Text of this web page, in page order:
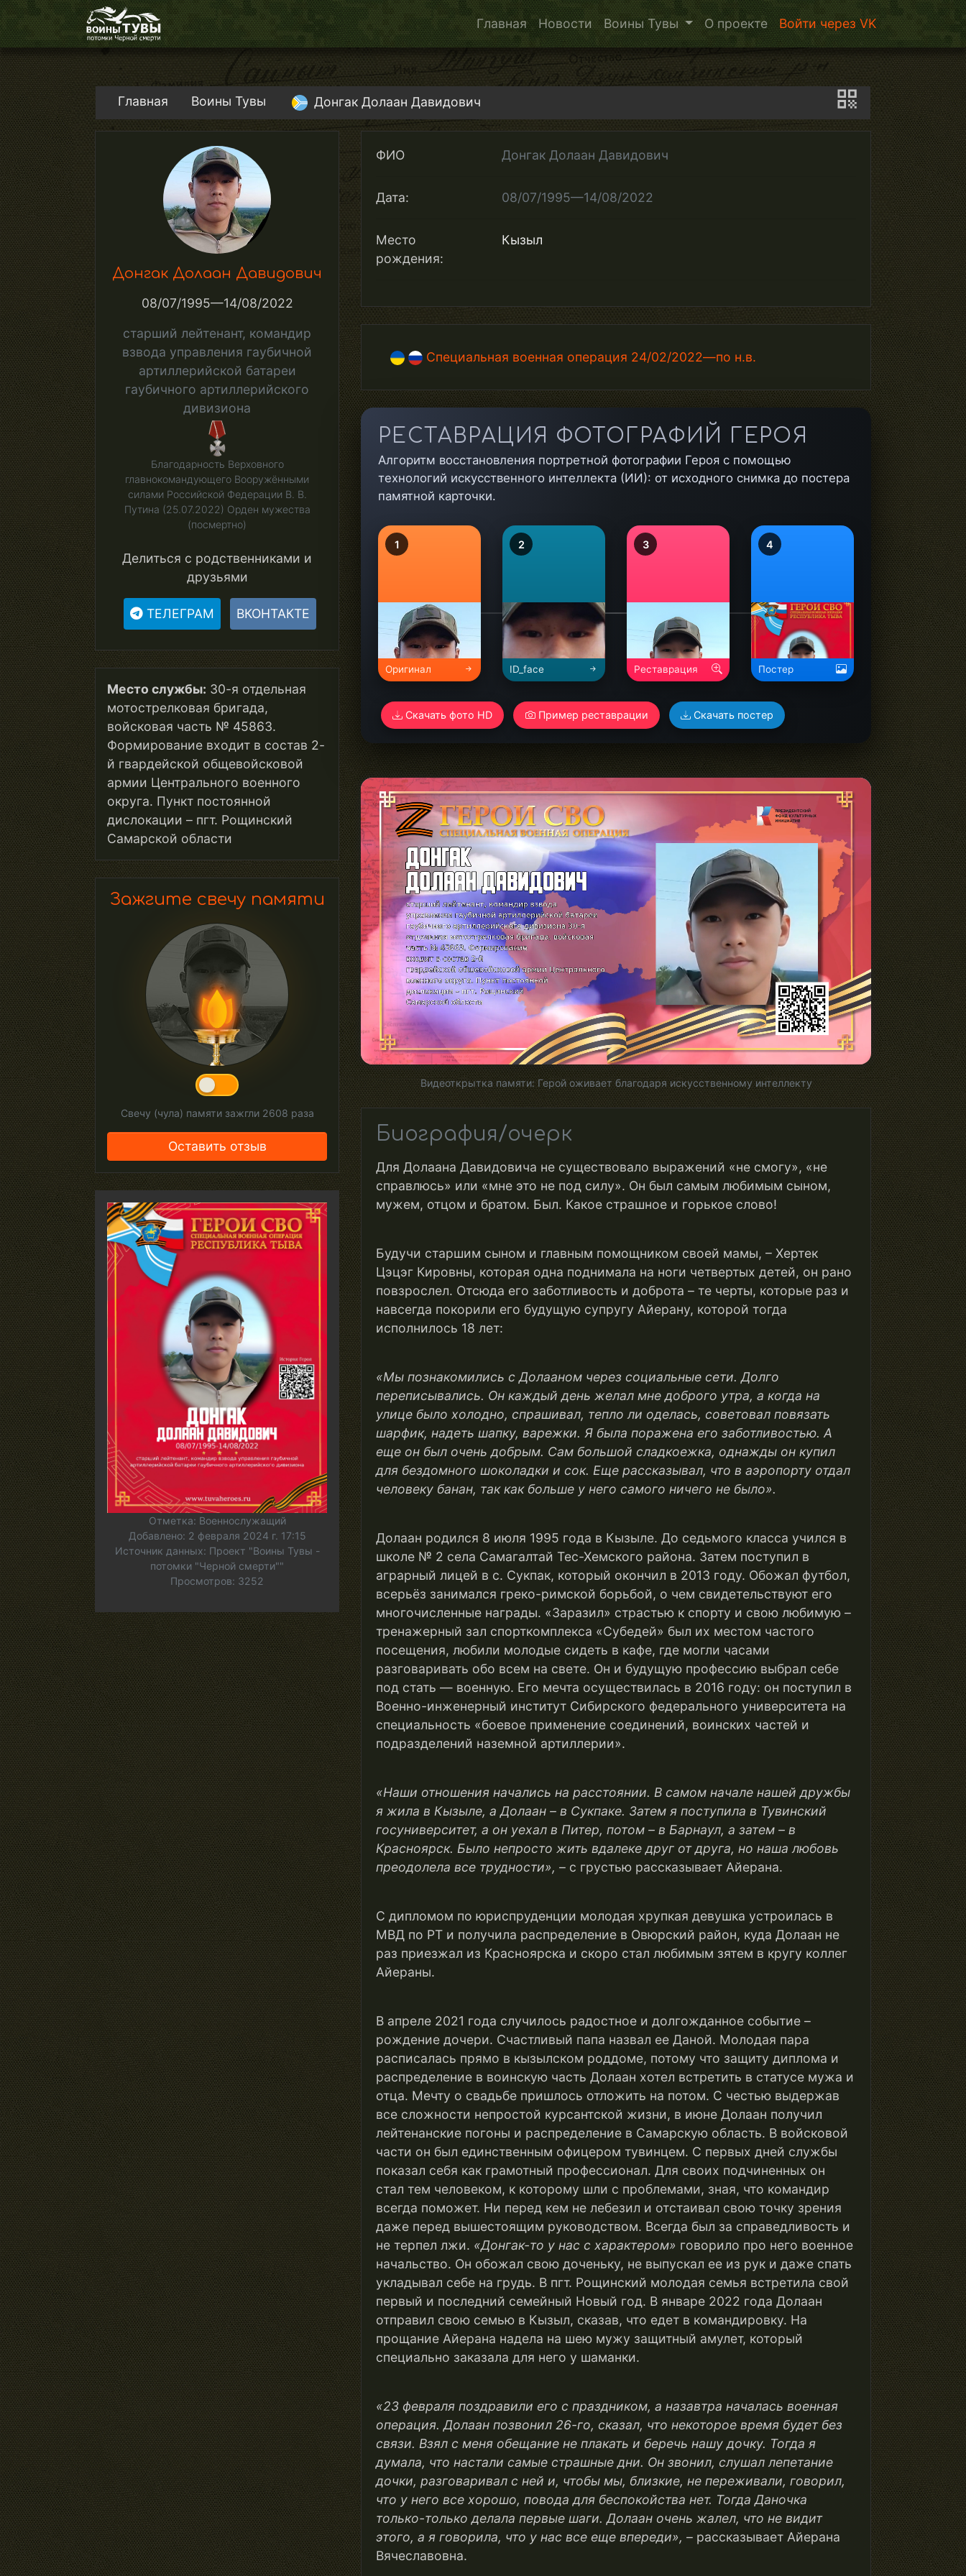
Главная Новости Воины Тувы О проекте Войти через VK
Главная Воины Тувы Донгак Долаан Давидович
Донгак Долаан Давидович
08/07/1995—14/08/2022
старший лейтенант, командир
взвода управления гаубичной
артиллерийской батареи
гаубичного артиллерийского
дивизиона
Благодарность Верховного
главнокомандующего Вооружёнными
силами Российской Федерации В. В.
Путина (25.07.2022) Орден мужества
(посмертно)
Делиться с родственниками и
друзьями
ТЕЛЕГРАМ ВКОНТАКТЕ
Место службы: 30-я отдельная
мотострелковая бригада,
войсковая часть № 45863.
Формирование входит в состав 2-
й гвардейской общевойсковой
армии Центрального военного
округа. Пункт постоянной
дислокации – пгт. Рощинский
Самарской области
Зажгите свечу памяти
Свечу (чула) памяти зажгли 2608 раза
Оставить отзыв
Отметка: Военнослужащий
Добавлено: 2 февраля 2024 г. 17:15
Источник данных: Проект "Воины Тувы -
потомки "Черной смерти""
Просмотров: 3252
ФИО Донгак Долаан Давидович
Дата: 08/07/1995—14/08/2022
Место
рождения:
Кызыл
Специальная военная операция 24/02/2022—по н.в.
РЕСТАВРАЦИЯ ФОТОГРАФИЙ ГЕРОЯ
Алгоритм восстановления портретной фотографии Героя с помощью
технологий искусственного интеллекта (ИИ): от исходного снимка до постера
памятной карточки.
1
Оригинал
2
ID_face
3
Реставрация
4
alt="Донгак
Долаан
Давидович">
Постер
Скачать фото HD Пример реставрации Скачать постер
Видеоткрытка памяти: Герой оживает благодаря искусственному интеллекту
Биография/очерк
Для Долаана Давидовича не существовало выражений «не смогу», «не
справлюсь» или «мне это не под силу». Он был самым любимым сыном,
мужем, отцом и братом. Был. Какое страшное и горькое слово!
Будучи старшим сыном и главным помощником своей мамы, – Хертек
Цэцэг Кировны, которая одна поднимала на ноги четвертых детей, он рано
повзрослел. Отсюда его заботливость и доброта – те черты, которые раз и
навсегда покорили его будущую супругу Айерану, которой тогда
исполнилось 18 лет:
«Мы познакомились с Долааном через социальные сети. Долго
переписывались. Он каждый день желал мне доброго утра, а когда на
улице было холодно, спрашивал, тепло ли оделась, советовал повязать
шарфик, надеть шапку, варежки. Я была поражена его заботливостью. А
еще он был очень добрым. Сам большой сладкоежка, однажды он купил
для бездомного шоколадки и сок. Еще рассказывал, что в аэропорту отдал
человеку банан, так как больше у него самого ничего не было».
Долаан родился 8 июля 1995 года в Кызыле. До седьмого класса учился в
школе № 2 села Самагалтай Тес-Хемского района. Затем поступил в
аграрный лицей в с. Сукпак, который окончил в 2013 году. Обожал футбол,
всерьёз занимался греко-римской борьбой, о чем свидетельствуют его
многочисленные награды. «Заразил» страстью к спорту и свою любимую –
тренажерный зал спорткомплекса «Субедей» был их местом частого
посещения, любили молодые сидеть в кафе, где могли часами
разговаривать обо всем на свете. Он и будущую профессию выбрал себе
под стать — военную. Его мечта осуществилась в 2016 году: он поступил в
Военно-инженерный институт Сибирского федерального университета на
специальность «боевое применение соединений, воинских частей и
подразделений наземной артиллерии».
«Наши отношения начались на расстоянии. В самом начале нашей дружбы
я жила в Кызыле, а Долаан – в Сукпаке. Затем я поступила в Тувинский
госуниверситет, а он уехал в Питер, потом – в Барнаул, а затем – в
Красноярск. Было непросто жить вдалеке друг от друга, но наша любовь
преодолела все трудности», – с грустью рассказывает Айерана.
С дипломом по юриспруденции молодая хрупкая девушка устроилась в
МВД по РТ и получила распределение в Овюрский район, куда Долаан не
раз приезжал из Красноярска и скоро стал любимым зятем в кругу коллег
Айераны.
В апреле 2021 года случилось радостное и долгожданное событие –
рождение дочери. Счастливый папа назвал ее Даной. Молодая пара
расписалась прямо в кызылском роддоме, потому что защиту диплома и
распределение в воинскую часть Долаан хотел встретить в статусе мужа и
отца. Мечту о свадьбе пришлось отложить на потом. С честью выдержав
все сложности непростой курсантской жизни, в июне Долаан получил
лейтенанские погоны и распределение в Самарскую область. В войсковой
части он был единственным офицером тувинцем. С первых дней службы
показал себя как грамотный профессионал. Для своих подчиненных он
стал тем человеком, к которому шли с проблемами, зная, что командир
всегда поможет. Ни перед кем не лебезил и отстаивал свою точку зрения
даже перед вышестоящим руководством. Всегда был за справедливость и
не терпел лжи. «Донгак-то у нас с характером» говорило про него военное
начальство. Он обожал свою доченьку, не выпускал ее из рук и даже спать
укладывал себе на грудь. В пгт. Рощинский молодая семья встретила свой
первый и последний семейный Новый год. В январе 2022 года Долаан
отправил свою семью в Кызыл, сказав, что едет в командировку. На
прощание Айерана надела на шею мужу защитный амулет, который
специально заказала для него у шаманки.
«23 февраля поздравили его с праздником, а назавтра началась военная
операция. Долаан позвонил 26-го, сказал, что некоторое время будет без
связи. Взял с меня обещание не плакать и беречь нашу дочку. Тогда я
думала, что настали самые страшные дни. Он звонил, слушал лепетание
дочки, разговаривал с ней и, чтобы мы, близкие, не переживали, говорил,
что у него все хорошо, повода для беспокойства нет. Тогда Даночка
только-только делала первые шаги. Долаан очень жалел, что не видит
этого, а я говорила, что у нас все еще впереди», – рассказывает Айерана
Вячеславовна.